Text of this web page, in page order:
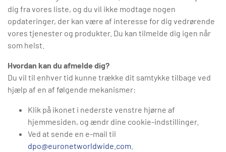
dig fra vores liste, og du vil ikke modtage nogen
opdateringer, der kan være af interesse for dig vedrørende
vores tjenester og produkter. Du kan tilmelde dig igen når
som helst.
Hvordan kan du afmelde dig?
Du vil til enhver tid kunne trække dit samtykke tilbage ved
hjælp af en af følgende mekanismer:
Klik på ikonet i nederste venstre hjørne af
hjemmesiden, og ændr dine cookie-indstillinger.
Ved at sende en e-mail til
dpo@euronetworldwide.com